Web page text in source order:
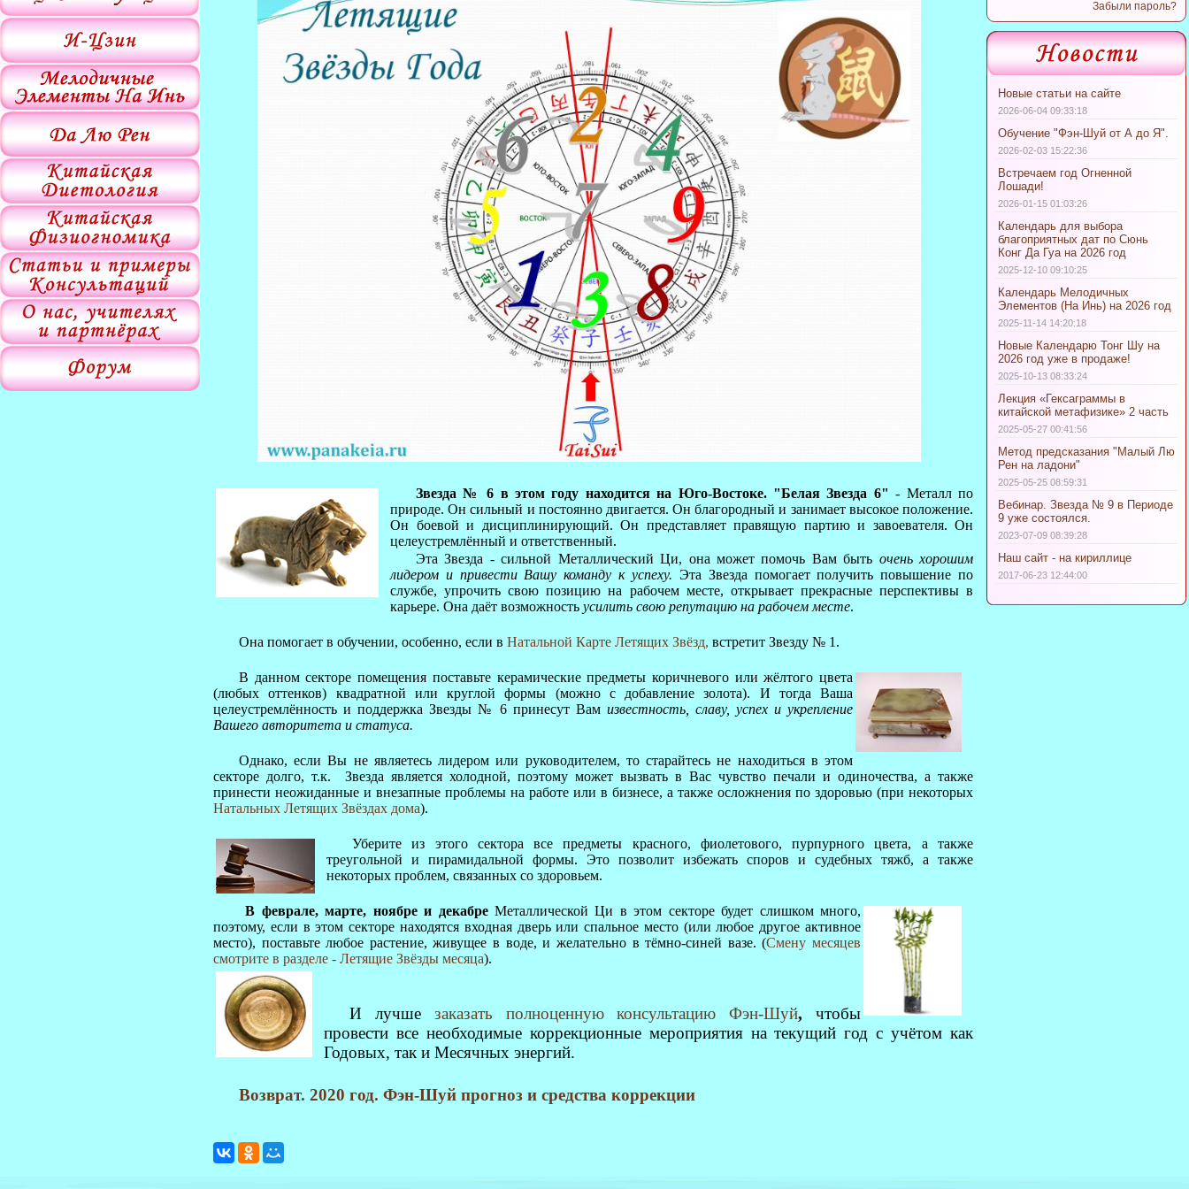
Звезда № 6 в этом году находится на Юго-Востоке. "Белая Звезда 6" - Металл по
природе. Он сильный и постоянно двигается. Он благородный и занимает высокое положение.
Он боевой и дисциплинирующий. Он представляет правящую партию и завоевателя. Он
целеустремлённый и ответственный.
Эта Звезда - сильной Металлический Ци, она может помочь Вам быть очень хорошим
лидером и привести Вашу команду к успеху. Эта Звезда помогает получить повышение по
службе, упрочить свою позицию на рабочем месте, открывает прекрасные перспективы в
карьере. Она даёт возможность усилить свою репутацию на рабочем месте.
Она помогает в обучении, особенно, если в Натальной Карте Летящих Звёзд, встретит Звезду № 1.
В данном секторе помещения поставьте керамические предметы коричневого или жёлтого цвета
(любых оттенков) квадратной или круглой формы (можно с добавление золота). И тогда Ваша
целеустремлённость и поддержка Звезды № 6 принесут Вам известность, славу, успех и укрепление
Вашего авторитета и статуса.
Однако, если Вы не являетесь лидером или руководителем, то старайтесь не находиться в этом
секторе долго, т.к. Звезда является холодной, поэтому может вызвать в Вас чувство печали и одиночества, а также
принести неожиданные и внезапные проблемы на работе или в бизнесе, а также осложнения по здоровью (при некоторых
Натальных Летящих Звёздах дома).
Уберите из этого сектора все предметы красного, фиолетового, пурпурного цвета, а также
треугольной и пирамидальной формы. Это позволит избежать споров и судебных тяжб, а также
некоторых проблем, связанных со здоровьем.
В феврале, марте, ноябре и декабреМеталлической Ци в этом секторе будет слишком много,
поэтому, если в этом секторе находятся входная дверь или спальное место (или любое другое активное
место), поставьте любое растение, живущее в воде, и желательно в тёмно-синей вазе. (Смену месяцев
смотрите в разделе - Летящие Звёзды месяца).
И лучше заказать полноценную консультацию Фэн-Шуй, чтобы
провести все необходимые коррекционные мероприятия на текущий год с учётом как
Годовых, так и Месячных энергий.
Возврат. 2020 год. Фэн-Шуй прогноз и средства коррекции
Забыли пароль?
Новые статьи на сайте
2026-06-04 09:33:18
Обучение "Фэн-Шуй от А до Я".
2026-02-03 15:22:36
Встречаем год Огненной
Лошади!
2026-01-15 01:03:26
Календарь для выбора
благоприятных дат по Сюнь
Конг Да Гуа на 2026 год
2025-12-10 09:10:25
Календарь Мелодичных
Элементов (На Инь) на 2026 год
2025-11-14 14:20:18
Новые Календарю Тонг Шу на
2026 год уже в продаже!
2025-10-13 08:33:24
Лекция «Гексаграммы в
китайской метафизике» 2 часть
2025-05-27 00:41:56
Метод предсказания "Малый Лю
Рен на ладони"
2025-05-25 08:59:31
Вебинар. Звезда № 9 в Периоде
9 уже состоялся.
2023-07-09 08:39:28
Наш сайт - на кириллице
2017-06-23 12:44:00